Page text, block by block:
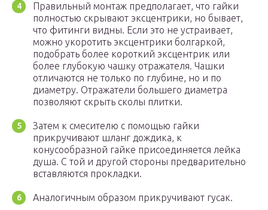
Правильный монтаж предполагает, что гайки
полностью скрывают эксцентрики, но бывает,
что фитинги видны. Если это не устраивает,
можно укоротить эксцентрики болгаркой,
подобрать более короткий эксцентрик или
более глубокую чашку отражателя. Чашки
отличаются не только по глубине, но и по
диаметру. Отражатели большего диаметра
позволяют скрыть сколы плитки.
Затем к смесителю с помощью гайки
прикручивают шланг дождика, к
конусообразной гайке присоединяется лейка
душа. С той и другой стороны предварительно
вставляются прокладки.
Аналогичным образом прикручивают гусак.